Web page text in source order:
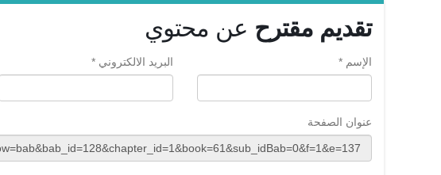
تقديم مقترح عن محتوي
الإسم * البريد الالكتروني *
عنوان الصفحة